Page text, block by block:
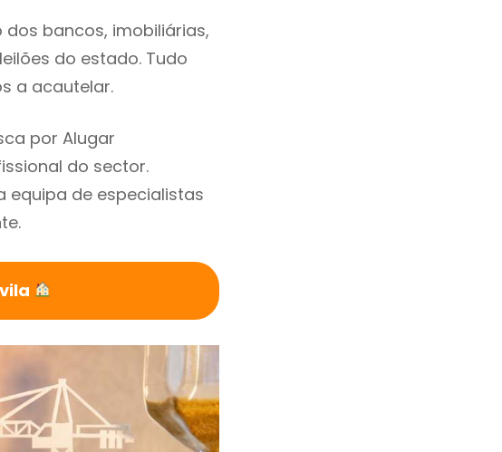
bancos, imobiliárias,
do estado. Tudo
a acautelar.
por Alugar
do sector.
equipa de especialistas